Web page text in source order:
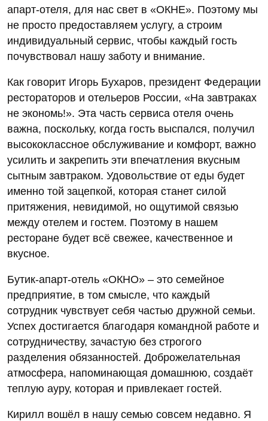
апарт-отеля, для нас свет в «ОКНЕ». Поэтому мы
не просто предоставляем услугу, а строим
индивидуальный сервис, чтобы каждый гость
почувствовал нашу заботу и внимание.
Как говорит Игорь Бухаров, президент Федерации
рестораторов и отельеров России, «На завтраках
не экономь!». Эта часть сервиса отеля очень
важна, поскольку, когда гость выспался, получил
высококлассное обслуживание и комфорт, важно
усилить и закрепить эти впечатления вкусным
сытным завтраком. Удовольствие от еды будет
именно той зацепкой, которая станет силой
притяжения, невидимой, но ощутимой связью
между отелем и гостем. Поэтому в нашем
ресторане будет всё свежее, качественное и
вкусное.
Бутик-апарт-отель «ОКНО» – это семейное
предприятие, в том смысле, что каждый
сотрудник чувствует себя частью дружной семьи.
Успех достигается благодаря командной работе и
сотрудничеству, зачастую без строгого
разделения обязанностей. Доброжелательная
атмосфера, напоминающая домашнюю, создаёт
теплую ауру, которая и привлекает гостей.
Кирилл вошёл в нашу семью совсем недавно. Я